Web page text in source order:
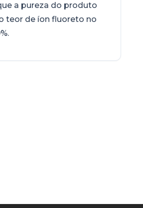
a pureza do produto
teor de íon fluoreto no